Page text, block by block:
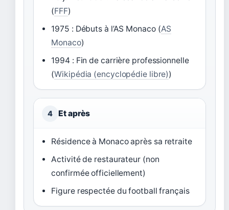
(FFF)
1975 : Débuts à l’AS Monaco (AS
Monaco)
1994 : Fin de carrière professionnelle
(Wikipédia (encyclopédie libre))
4 Et après
Résidence à Monaco après sa retraite
Activité de restaurateur (non
confirmée officiellement)
Figure respectée du football français